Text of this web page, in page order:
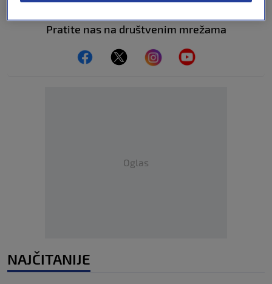
Pratite nas na društvenim mrežama
Oglas
NAJČITANIJE